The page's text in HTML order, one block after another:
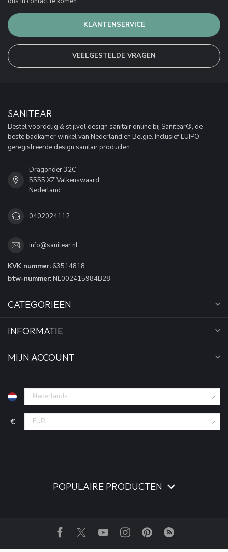
KLANTENSERVICE
VEELGESTELDE VRAGEN
SANITEAR
Bestel voordelig & stijlvol design sanitair online bij Sanitear®, de
beste badkamer winkel van Nederland en België. Inclusief EUIPO
geregistreerde design sanitair producten.
Dragonder 32C
5555 XZ Valkenswaard
Nederland
0402024112
info@sanitear.nl
KVK nummer: 63514818
btw-nummer: NL002415984B28
CATEGORIEËN
INFORMATIE
MIJN ACCOUNT
€
POPULAIRE PRODUCTEN